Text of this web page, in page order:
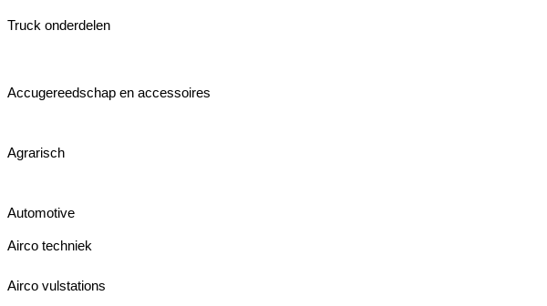
Truck onderdelen
Accugereedschap en accessoires
Agrarisch
Automotive
Airco techniek
Airco vulstations